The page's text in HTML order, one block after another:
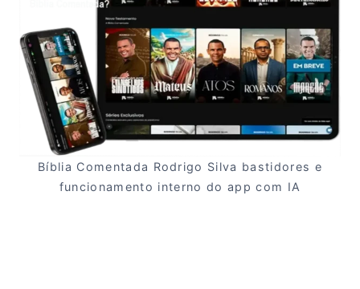
Bíblia Comentada Rodrigo Silva bastidores e
funcionamento interno do app com IA